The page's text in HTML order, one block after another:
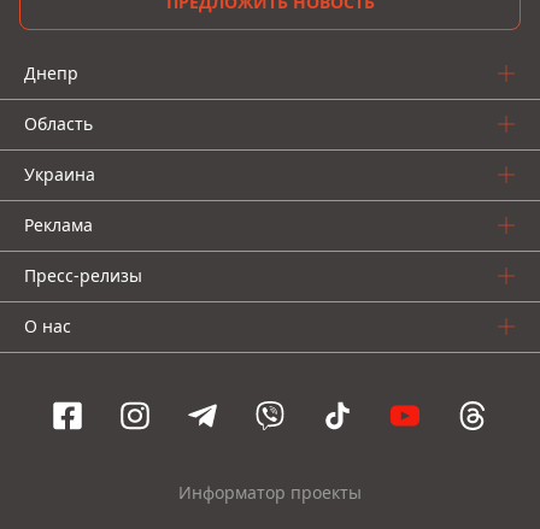
Днепр
Область
Украина
Реклама
Пресс-релизы
О нас
Информатор проекты